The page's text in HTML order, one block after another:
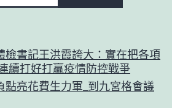
檢書記王洪霞誇大：實在把各項
續打好打贏疫情防控戰爭
點亮花費生力軍_到九宮格會議